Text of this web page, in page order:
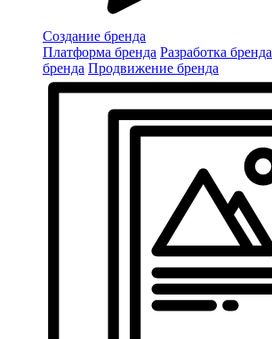
Создание бренда
Платформа бренда Разработка бренда
бренда Продвижение бренда